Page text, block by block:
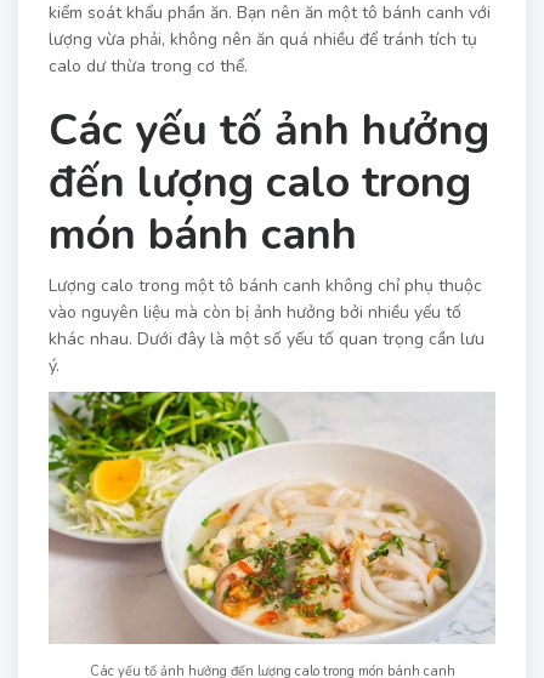
kiểm soát khẩu phần ăn. Bạn nên ăn một tô bánh canh với
lượng vừa phải, không nên ăn quá nhiều để tránh tích tụ
calo dư thừa trong cơ thể.
Các yếu tố ảnh hưởng
đến lượng calo trong
món bánh canh
Lượng calo trong một tô bánh canh không chỉ phụ thuộc
vào nguyên liệu mà còn bị ảnh hưởng bởi nhiều yếu tố
khác nhau. Dưới đây là một số yếu tố quan trọng cần lưu
ý.
Các yếu tố ảnh hưởng đến lượng calo trong món bánh canh